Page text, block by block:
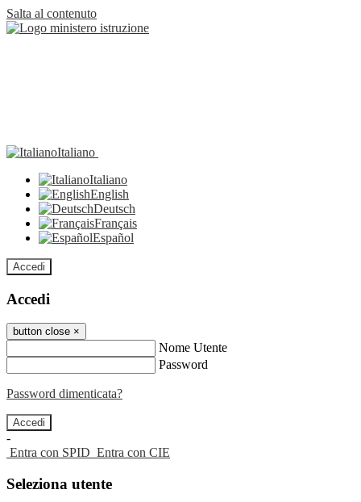
Salta al contenuto
Italiano
Italiano
English
Deutsch
Français
Español
Accedi
Accedi
button close ×
Nome Utente
Password
Password dimenticata?
-
Entra con SPID Entra con CIE
Seleziona utente